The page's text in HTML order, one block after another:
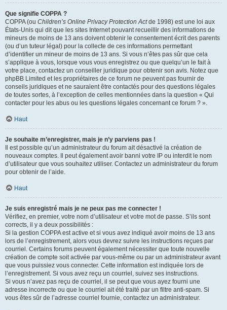
Que signifie COPPA ?
COPPA (ou Children’s Online Privacy Protection Actde 1998) est une loi aux
États-Unis qui dit que les sites Internet pouvant recueillir des informations de
mineurs de moins de 13 ans doivent obtenir le consentement écrit des parents
(ou d’un tuteur légal) pour la collecte de ces informations permettant
d’identifier un mineur de moins de 13 ans. Si vous n’êtes pas sûr que cela
s’applique à vous, lorsque vous vous enregistrez ou que quelqu’un le fait à
votre place, contactez un conseiller juridique pour obtenir son avis. Notez que
phpBB Limited et les propriétaires de ce forum ne peuvent pas fournir de
conseils juridiques et ne sauraient être contactés pour des questions légales
de toutes sortes, à l’exception de celles mentionnées dans la question « Qui
contacter pour les abus ou les questions légales concernant ce forum ? ».
Haut
Je souhaite m’enregistrer, mais je n’y parviens pas !
Il est possible qu’un administrateur du forum ait désactivé la création de
nouveaux comptes. Il peut également avoir banni votre IP ou interdit le nom
d’utilisateur que vous souhaitez utiliser. Contactez un administrateur du forum
pour obtenir de l’aide.
Haut
Je suis enregistré mais je ne peux pas me connecter !
Vérifiez, en premier, votre nom d’utilisateur et votre mot de passe. S’ils sont
corrects, il y a deux possibilités :
Si la gestion COPPA est active et si vous avez indiqué avoir moins de 13 ans
lors de l’enregistrement, alors vous devrez suivre les instructions reçues par
courriel. Certains forums peuvent également nécessiter que toute nouvelle
création de compte soit activée par vous-même ou par un administrateur avant
que vous puissiez vous connecter. Cette information est indiquée lors de
l’enregistrement. Si vous avez reçu un courriel, suivez ses instructions.
Si vous n’avez pas reçu de courriel, il se peut que vous ayez fourni une
adresse incorrecte ou que le courriel ait été traité par un filtre anti-spam. Si
vous êtes sûr de l’adresse courriel fournie, contactez un administrateur.